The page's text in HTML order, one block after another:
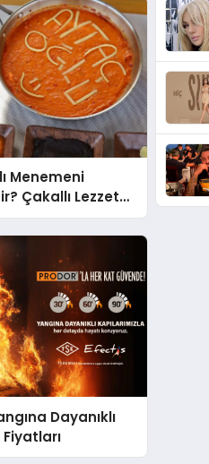
Menemeni
Çakallı Lezzet
Dayanıklı